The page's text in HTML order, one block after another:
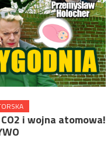
i wojna atomowa!